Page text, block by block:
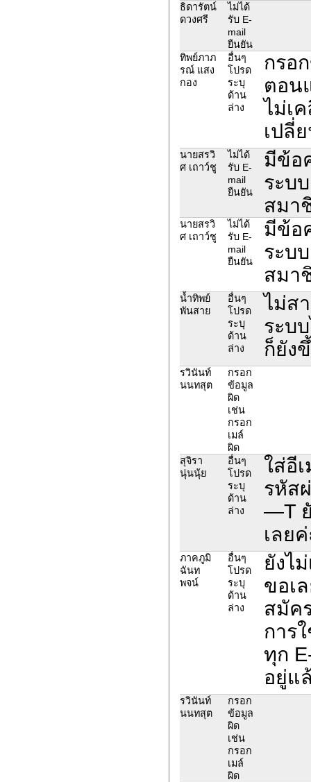
ธิดารัตน์
ดวงศรี
ไม่ได้
รับ E-
mail
ยืนยัน
ทิพย์ภาภ
รณ์ แสง
กอง
อื่นๆ
โปรด
ระบุ
ด้าน
ล่าง
กรอ
ตอน
ไม่เ
เปลี่
นายสรวิ
ศ เถาว์ชู
ไม่ได้
รับ E-
mail
ยืนยัน
มีข้อ
ระบ
สมา
นายสรวิ
ศ เถาว์ชู
ไม่ได้
รับ E-
mail
ยืนยัน
มีข้อ
ระบ
สมา
น้ำทิพย์
พันสาย
อื่นๆ
โปรด
ระบุ
ด้าน
ล่าง
ไม่ส
ระบ
ก็ยัง
รวินันท์
นนทสุต
กรอก
ข้อมูล
ผิด
เช่น
กรอก
เมล์
ผิด
สุจิรา
นุ่นนุ้ย
อื่นๆ
โปรด
ระบุ
ด้าน
ล่าง
ใส่อี
รหัส
—T
เลย
ภาคภูมิ
ฉันท
พจน์
อื่นๆ
โปรด
ระบุ
ด้าน
ล่าง
ยังไ
ขอเ
สมัค
การ
ทุก
อยู่แ
รวินันท์
นนทสุต
กรอก
ข้อมูล
ผิด
เช่น
กรอก
เมล์
ผิด